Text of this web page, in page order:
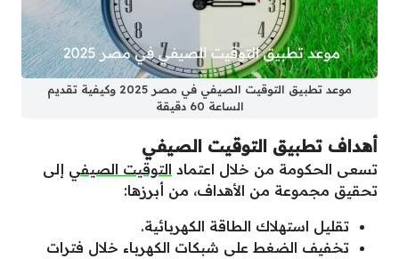
موعد تطبيق التوقيت الصيفي في مصر 2025 وكيفية تقديم
الساعة 60 دقيقة
أهداف تطبيق التوقيت الصيفي
تسعى الحكومة من خلال اعتماد التوقيت الصيفي إلى
تحقيق مجموعة من الأهداف، من أبرزها:
تقليل استهلاك الطاقة الكهربائية.
تخفيف الضغط على شبكات الكهرباء خلال فترات